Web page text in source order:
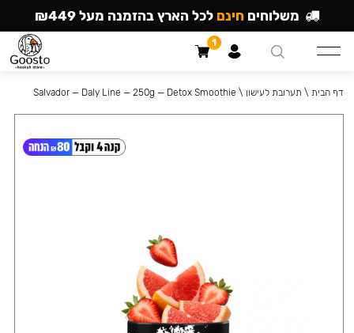
דף הבית \ תערובת לעישון \
Salvador — Daly Line — 250g — Detox Smoothie
משלוחים חינם לכל הארץ בהזמנה מעל ₪449
1